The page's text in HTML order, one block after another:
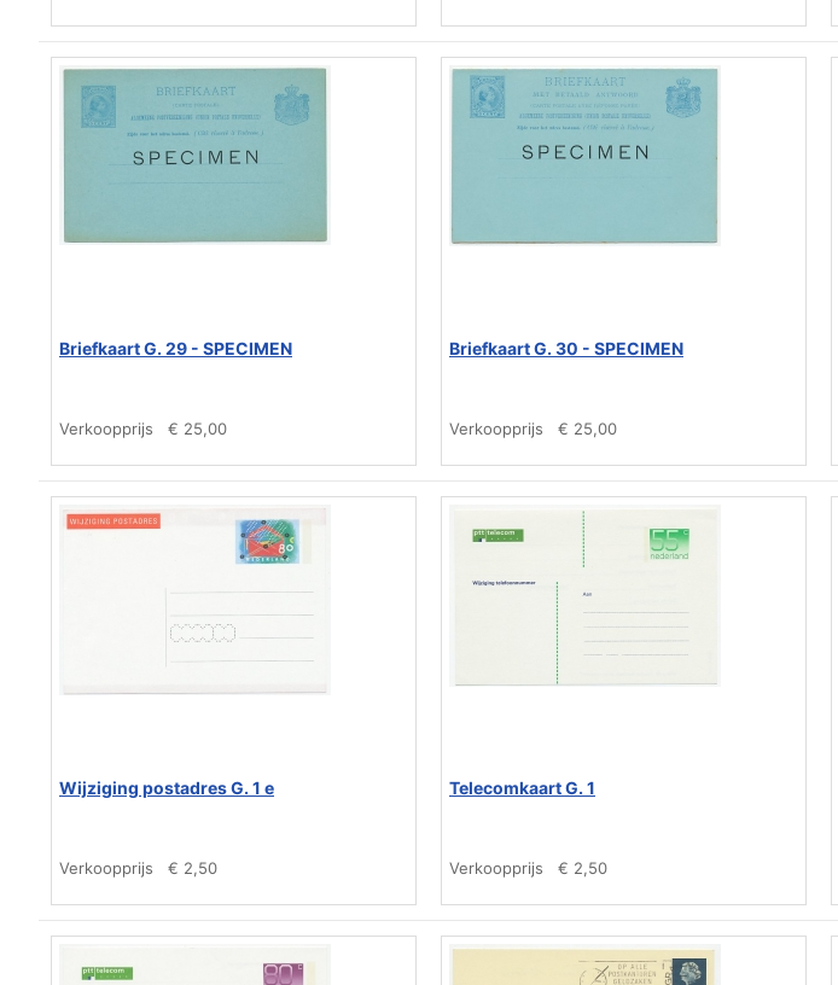
Briefkaart G. 29 - SPECIMEN
Verkoopprijs € 25,00
Briefkaart G. 30 - SPECIMEN
Verkoopprijs € 25,00
Wijziging postadres G. 1 e
Verkoopprijs € 2,50
Telecomkaart G. 1
Verkoopprijs € 2,50